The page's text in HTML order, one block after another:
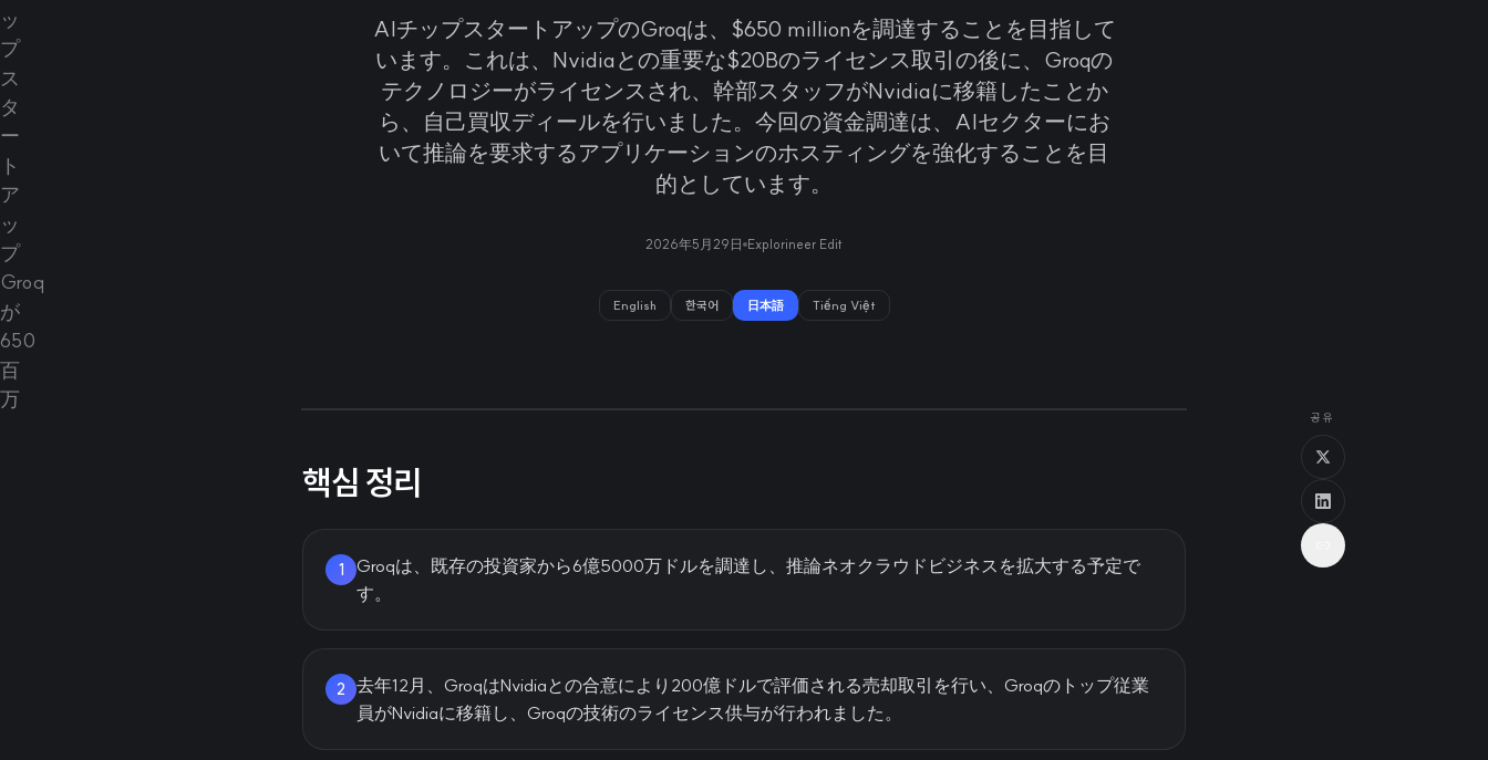
AIチップスタートアップのGroqは、$650 millionを調達することを目指して
います。これは、Nvidiaとの重要な$20Bのライセンス取引の後に、Groqの
テクノロジーがライセンスされ、幹部スタッフがNvidiaに移籍したことか
ら、自己買収ディールを行いました。今回の資金調達は、AIセクターにお
いて推論を要求するアプリケーションのホスティングを強化することを目
的としています。
2026年5月29日 Explorineer Edit
English 한국어 日本語 Tiếng Việt
핵심 정리
1
Groqは、既存の投資家から6億5000万ドルを調達し、推論ネオクラウドビジネスを拡大する予定で
す。
2
去年12月、GroqはNvidiaとの合意により200億ドルで評価される売却取引を行い、Groqのトップ従業
員がNvidiaに移籍し、Groqの技術のライセンス供与が行われました。
공유